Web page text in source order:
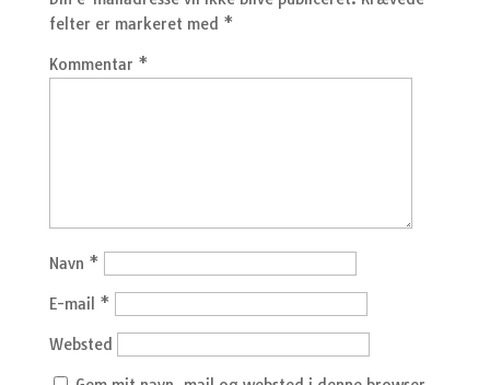
felter er markeret med *
Kommentar *
Navn *
E-mail *
Websted